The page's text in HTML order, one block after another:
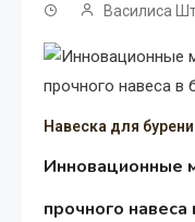
Василиса
Навеска для
Инновационные
прочного навеса